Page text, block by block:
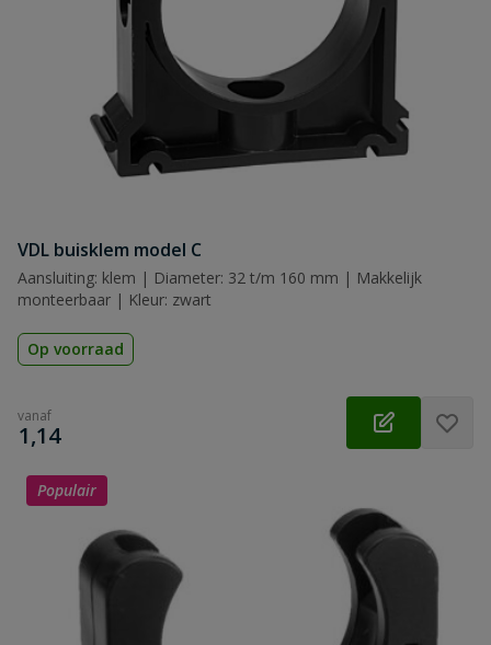
VDL buisklem model C
Aansluiting: klem | Diameter: 32 t/m 160 mm | Makkelijk
monteerbaar | Kleur: zwart
Op voorraad
vanaf
€
1,14
Populair